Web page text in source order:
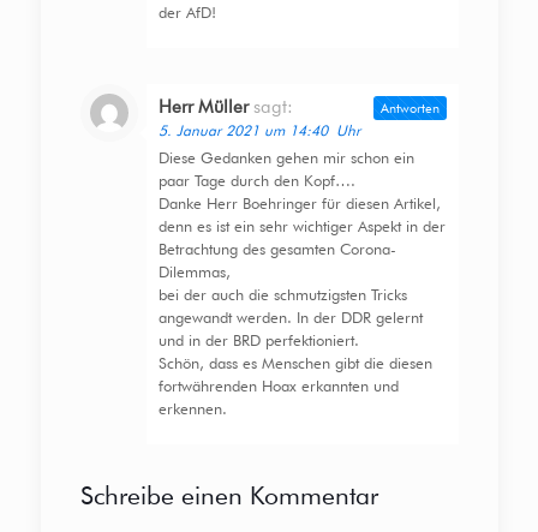
der AfD!
Herr Müller sagt:
5. Januar 2021 um 14:40 Uhr
Diese Gedanken gehen mir schon ein
paar Tage durch den Kopf….
Danke Herr Boehringer für diesen Artikel,
denn es ist ein sehr wichtiger Aspekt in der
Betrachtung des gesamten Corona-
Dilemmas,
bei der auch die schmutzigsten Tricks
angewandt werden. In der DDR gelernt
und in der BRD perfektioniert.
Schön, dass es Menschen gibt die diesen
fortwährenden Hoax erkannten und
erkennen.
Antworten
Schreibe einen Kommentar